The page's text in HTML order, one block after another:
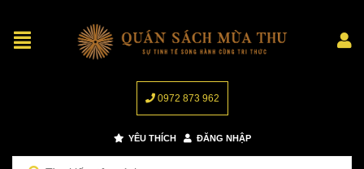
0972 873 962
YÊU THÍCH ĐĂNG NHẬP